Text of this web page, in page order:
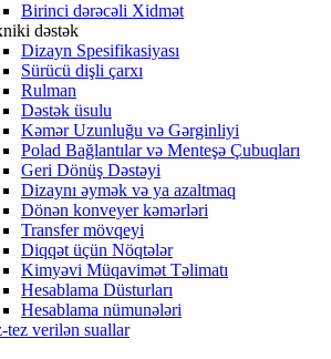
Birinci dərəcəli Xidmət
dəstək
Dizayn Spesifikasiyası
Sürücü dişli çarxı
Rulman
Dəstək üsulu
Kəmər Uzunluğu və Gərginliyi
Polad Bağlantılar və Menteşə Çubuqları
Geri Dönüş Dəstəyi
Dizaynı əymək və ya azaltmaq
Dönən konveyer kəmərləri
Transfer mövqeyi
Diqqət üçün Nöqtələr
Kimyəvi Müqavimət Təlimatı
Hesablama Düsturları
Hesablama nümunələri
tez verilən suallar